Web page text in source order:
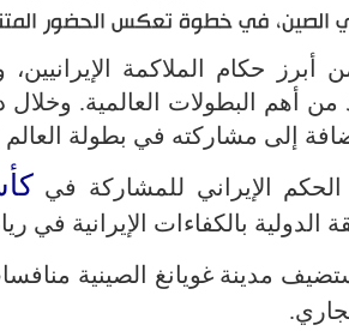
الصين، في خطوة تعكس الحضور
أبرز حكام الملاكمة
الحكم الإيراني للمشاركة في
الدولية بالكفاءات الإيرانية في
مدينة غويانغ الصينية